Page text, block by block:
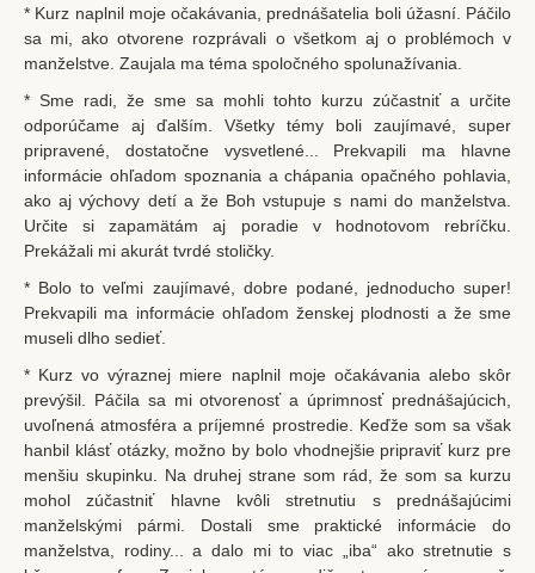
* Kurz naplnil moje očakávania, prednášatelia boli úžasní. Páčilo
sa mi, ako otvorene rozprávali o všetkom aj o problémoch v
manželstve. Zaujala ma téma spoločného spolunažívania.
* Sme radi, že sme sa mohli tohto kurzu zúčastniť a určite
odporúčame aj ďalším. Všetky témy boli zaujímavé, super
pripravené, dostatočne vysvetlené... Prekvapili ma hlavne
informácie ohľadom spoznania a chápania opačného pohlavia,
ako aj výchovy detí a že Boh vstupuje s nami do manželstva.
Určite si zapamätám aj poradie v hodnotovom rebríčku.
Prekážali mi akurát tvrdé stoličky.
* Bolo to veľmi zaujímavé, dobre podané, jednoducho super!
Prekvapili ma informácie ohľadom ženskej plodnosti a že sme
museli dlho sedieť.
* Kurz vo výraznej miere naplnil moje očakávania alebo skôr
prevýšil. Páčila sa mi otvorenosť a úprimnosť prednášajúcich,
uvoľnená atmosféra a príjemné prostredie. Keďže som sa však
hanbil klásť otázky, možno by bolo vhodnejšie pripraviť kurz pre
menšiu skupinku. Na druhej strane som rád, že som sa kurzu
mohol zúčastniť hlavne kvôli stretnutiu s prednášajúcimi
manželskými pármi. Dostali sme praktické informácie do
manželstva, rodiny... a dalo mi to viac „iba“ ako stretnutie s